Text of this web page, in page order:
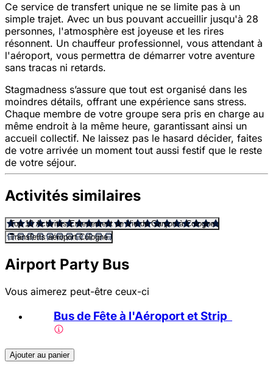
Ce service de transfert unique ne se limite pas à un
simple trajet. Avec un bus pouvant accueillir jusqu'à 28
personnes, l'atmosphère est joyeuse et les rires
résonnent. Un chauffeur professionnel, vous attendant à
l'aéroport, vous permettra de démarrer votre aventure
sans tracas ni retards.
Stagmadness s’assure que tout est organisé dans les
moindres détails, offrant une expérience sans stress.
Chaque membre de votre groupe sera pris en charge au
même endroit à la même heure, garantissant ainsi un
accueil collectif. Ne laissez pas le hasard décider, faites
de votre arrivée un moment tout aussi festif que le reste
de votre séjour.
Activités similaires
Top 10 Activités Enterrement de Vie de Garçon à Cologne
Transferts aéroport Cologne
Airport Party Bus
Vous aimerez peut-être ceux-ci
Bus de Fête à l'Aéroport et Strip
Ajouter au panier